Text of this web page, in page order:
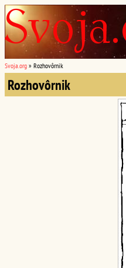
Svoja.org » Rozhovôrnik
Rozhovôrnik